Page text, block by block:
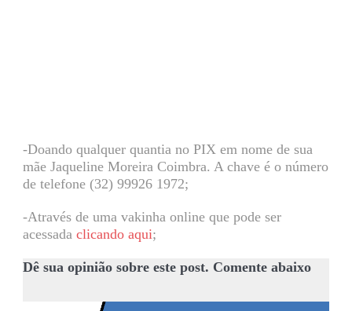
-Doando qualquer quantia no PIX em nome de sua
mãe Jaqueline Moreira Coimbra. A chave é o número
de telefone (32) 99926 1972;
-Através de uma vakinha online que pode ser
acessada clicando aqui;
Dê sua opinião sobre este post. Comente abaixo